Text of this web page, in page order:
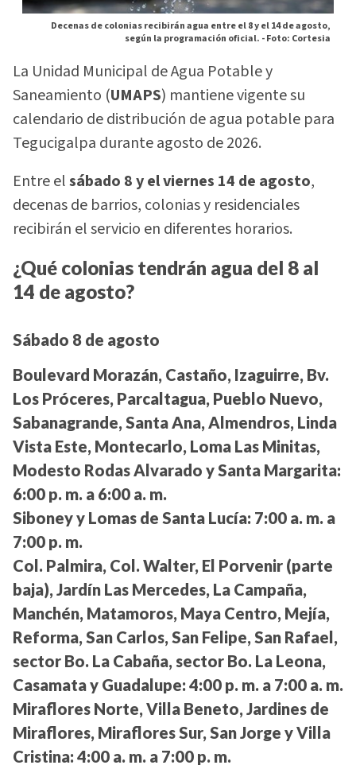
Decenas de colonias recibirán agua entre el 8 y el 14 de agosto,
según la programación oficial. -Foto: Cortesia
La Unidad Municipal de Agua Potable y
Saneamiento (UMAPS) mantiene vigente su
calendario de distribución de agua potable para
Tegucigalpa durante agosto de 2026.
Entre elsábado 8 y el viernes 14 de agosto,
decenas de barrios, colonias y residenciales
recibirán el servicio en diferentes horarios.
¿Qué colonias tendrán agua del 8 al
14 de agosto?
Sábado 8 de agosto
Boulevard Morazán, Castaño, Izaguirre, Bv.
Los Próceres, Parcaltagua, Pueblo Nuevo,
Sabanagrande, Santa Ana, Almendros, Linda
Vista Este, Montecarlo, Loma Las Minitas,
Modesto Rodas Alvarado y Santa Margarita:
6:00 p. m. a 6:00 a. m.
Siboney y Lomas de Santa Lucía: 7:00 a. m. a
7:00 p. m.
Col. Palmira, Col. Walter, El Porvenir (parte
baja), Jardín Las Mercedes, La Campaña,
Manchén, Matamoros, Maya Centro, Mejía,
Reforma, San Carlos, San Felipe, San Rafael,
sector Bo. La Cabaña, sector Bo. La Leona,
Casamata y Guadalupe: 4:00 p. m. a 7:00 a. m.
Miraflores Norte, Villa Beneto, Jardines de
Miraflores, Miraflores Sur, San Jorge y Villa
Cristina: 4:00 a. m. a 7:00 p. m.